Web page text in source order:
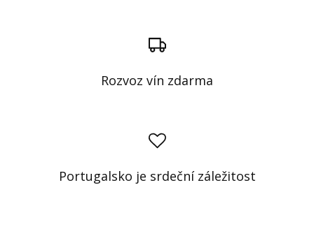
Rozvoz vín zdarma
Portugalsko je srdeční záležitost